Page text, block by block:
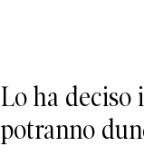
Lo ha deciso
potranno